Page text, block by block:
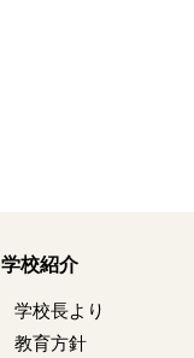
学校紹介
学校長より
教育方針